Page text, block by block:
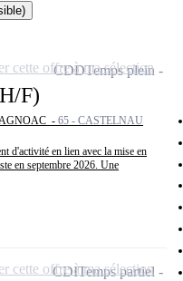
F)
- 65 - CASTELNAU
d'activité en lien avec la mise en
en septembre 2026. Une
CDDTemps plein
cette offre à ma sélection
CDITemps partiel
cette offre à ma sélection